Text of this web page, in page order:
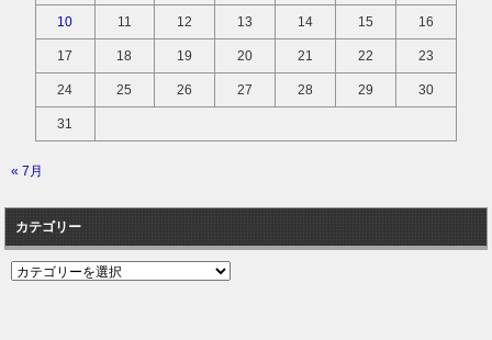
10 11 12 13 14 15 16
17 18 19 20 21 22 23
24 25 26 27 28 29 30
31
« 7月
カテゴリー
カ